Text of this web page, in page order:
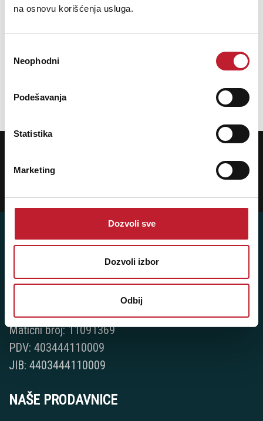
na osnovu korišćenja usluga.
сагласности
Neophodni
Podešavanja
Statistika
Marketing
Dozvoli sve
Dozvoli izbor
Odbij
HILEC Speakon 5m
prijavite se na naš NEWSLETTER!
Player 387 doo
Posredovanje u trgovini raznovrsnim proizvodima
Matični broj: 11091369
PDV: 403444110009
JIB: 4403444110009
NAŠE PRODAVNICE